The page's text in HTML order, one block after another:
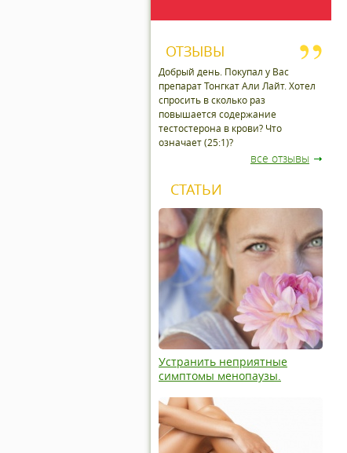
ОТЗЫВЫ
Добрый день. Покупал у Вас
препарат Тонгкат Али Лайт. Хотел
спросить в сколько раз
повышается содержание
тестостерона в крови? Что
означает (25:1)?
все отзывы
СТАТЬИ
Устранить неприятные
симптомы менопаузы.